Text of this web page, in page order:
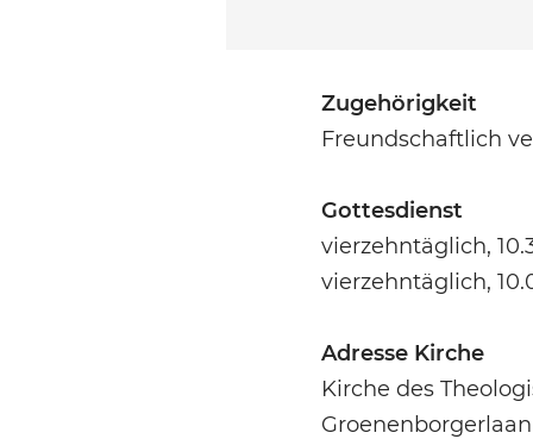
Zugehörigkeit
Freundschaftlich
Gottesdienst
vierzehntäglich,
vierzehntäglich,
Adresse Kirche
Kirche des